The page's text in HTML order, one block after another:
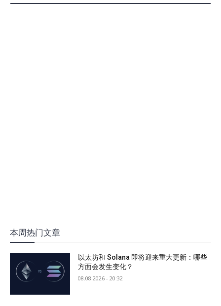
本周热门文章
以太坊和 Solana 即将迎来重大更新：哪些
方面会发生变化？
08.08.2026 - 20:32